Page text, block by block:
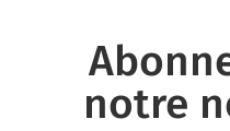
notre